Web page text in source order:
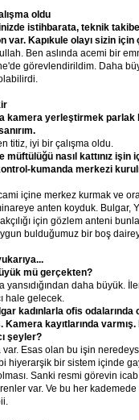
oldu
istihbarata, teknik takibe
var. Kapıkule olayı sizin için
Ben aslında acemi bir
görevlendirildim. Daha
kamera yerleştirmek parlak
titiz, iyi bir çalışma oldu.
müftülüğü nasıl kattınız işin
kumanda merkezi
içine merkez kurmak ve
anten koyduk. Bulgar,
için gözlem anteni
bulduğumuz bir boş
mü gerçekten?
yansıdığından daha büyük.
hale gelecek.
kadınlarla ofis odalarında
Kamera kayıtlarında varmış.
şeyler?
var. Esas olan bu işin
hiyerarşik bir sistem içinde
Sanki resmi görevin
var. Ve bu her kademede